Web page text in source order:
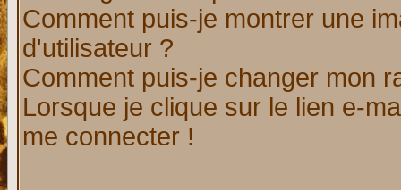
Comment puis-je montrer une
d'utilisateur ?
Comment puis-je changer mon
Lorsque je clique sur le lien e-
me connecter !